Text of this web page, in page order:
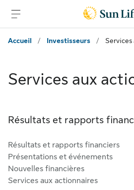
Accueil
/ Investisseurs / Services
Services aux
Résultats et rapports
Résultats et rapports financiers
Présentations et événements
Nouvelles financières
Services aux actionnaires